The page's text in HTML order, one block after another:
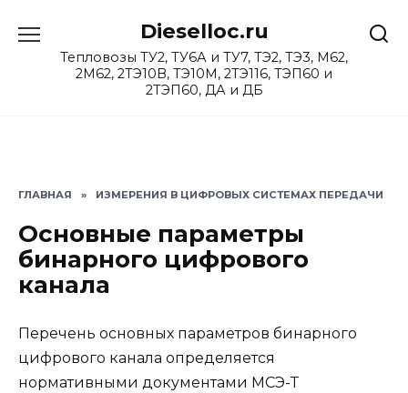
содержанию
Dieselloc.ru
Тепловозы ТУ2, ТУ6А и ТУ7, ТЭ2, ТЭ3, М62,
2М62, 2ТЭ10В, ТЭ10М, 2ТЭ116, ТЭП60 и
2ТЭП60, ДА и ДБ
ГЛАВНАЯ » ИЗМЕРЕНИЯ В ЦИФРОВЫХ СИСТЕМАХ ПЕРЕДАЧИ
Основные параметры
бинарного цифрового
канала
Перечень основных параметров бинарного
цифрового канала определяется
нормативными документами МСЭ-Т